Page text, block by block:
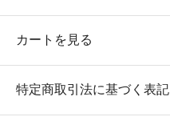
カートを見る
特定商取引法に基づく表記